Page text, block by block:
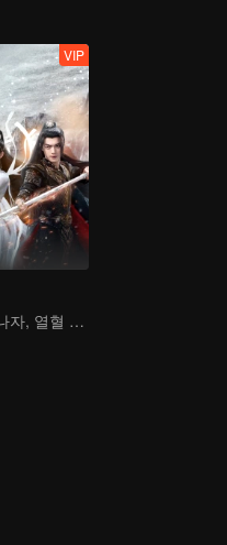
VIP
허카이와 나자, 열혈 초월 세계로의 여정